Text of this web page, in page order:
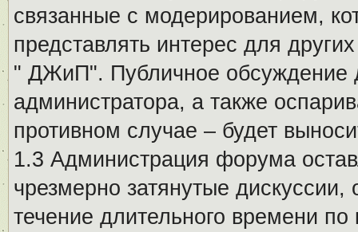
связанные с модерированием,
представлять интерес для
" ДЖиП". Публичное обсуждение
администратора, а также
противном случае – будет
1.3 Администрация форума
чрезмерно затянутые
течение длительного времени